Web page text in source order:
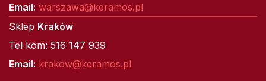
Email: warszawa@keramos.pl
Sklep Kraków
Tel kom: 516 147 939
Email: krakow@keramos.pl